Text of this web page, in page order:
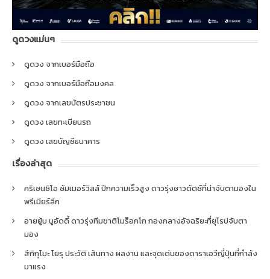
ดูดวงแม่นๆ
ดูดวง จากเบอร์มือถือ
ดูดวง จากเบอร์มือถือมงคล
ดูดวง จากเลขบัตรประชาชน
ดูดวง เลขทะเบียนรถ
ดูดวง เลขบัญชีธนาคาร
เรื่องล่าสุด
คริเซนซิโอ ซัมเมอร์วิลล์ ปีกความเร็วสูง ดาวรุ่งชาวดัตช์ที่น่าจับตามองใน
พรีเมียร์ลีก
อายยู้บ บูอัดดี้ ดาวรุ่งทีมชาติโมร็อกโก กองกลางอัจฉริยะที่ยุโรปจับตา
มอง
สึกิกุโมะ โยรุ ประวัติ เส้นทาง ผลงาน และจุดเด่นของดาราเอวีญี่ปุ่นที่กำลัง
มาแรง